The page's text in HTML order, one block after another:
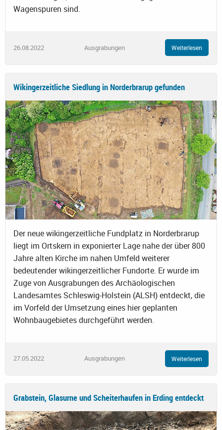
Wagenspuren sind.
26.08.2022 Ausgrabungen Weiterlesen
Wikingerzeitliche Siedlung in Norderbrarup gefunden
Der neue wikingerzeitliche Fundplatz in Norderbrarup
liegt im Ortskern in exponierter Lage nahe der über 800
Jahre alten Kirche im nahen Umfeld weiterer
bedeutender wikingerzeitlicher Fundorte. Er wurde im
Zuge von Ausgrabungen des Archäologischen
Landesamtes Schleswig-Holstein (ALSH) entdeckt, die
im Vorfeld der Umsetzung eines hier geplanten
Wohnbaugebietes durchgeführt werden.
27.05.2022 Ausgrabungen Weiterlesen
Grabstein, Glasurne und Scheiterhaufen in Erding entdeckt